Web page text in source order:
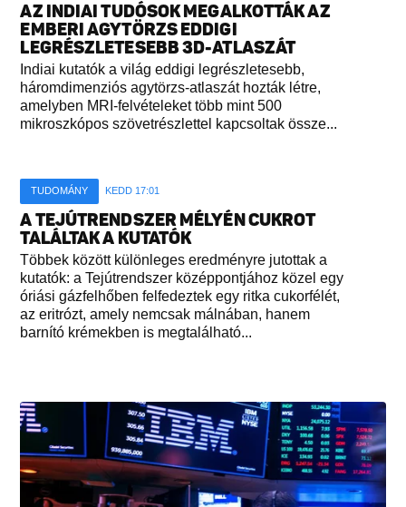
AZ INDIAI TUDÓSOK MEGALKOTTÁK AZ
EMBERI AGYTÖRZS EDDIGI
LEGRÉSZLETESEBB 3D-ATLASZÁT
Indiai kutatók a világ eddigi legrészletesebb,
háromdimenziós agytörzs-atlaszát hozták létre,
amelyben MRI-felvételeket több mint 500
mikroszkópos szövetrészlettel kapcsoltak össze...
TUDOMÁNY KEDD 17:01
A TEJÚTRENDSZER MÉLYÉN CUKROT
TALÁLTAK A KUTATÓK
Többek között különleges eredményre jutottak a
kutatók: a Tejútrendszer középpontjához közel egy
óriási gázfelhőben felfedeztek egy ritka cukorfélét,
az eritrózt, amely nemcsak málnában, hanem
barnító krémekben is megtalálható...